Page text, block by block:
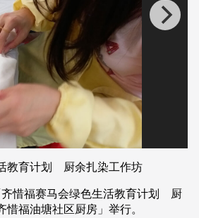
教育计划 厨余扎染工作坊
齐惜福赛马会绿色生活教育计划 厨
福油塘社区厨房」举行。